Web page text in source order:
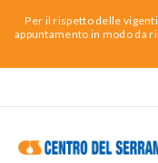
Per il rispetto delle
appuntamento in modo da